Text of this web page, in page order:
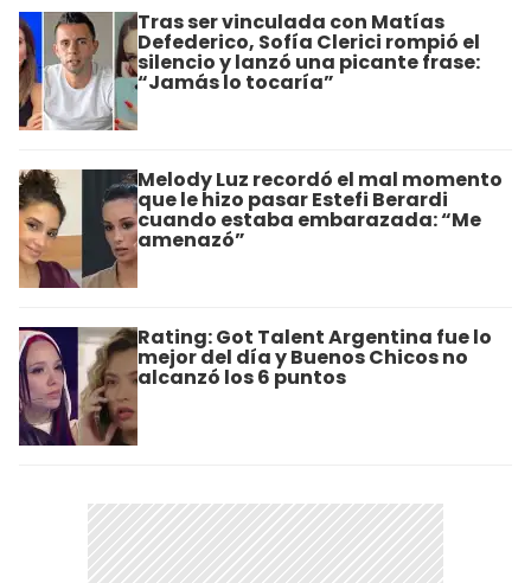
Tras ser vinculada con Matías
Defederico, Sofía Clerici rompió el
silencio y lanzó una picante frase:
“Jamás lo tocaría”
Melody Luz recordó el mal momento
que le hizo pasar Estefi Berardi
cuando estaba embarazada: “Me
amenazó”
Rating: Got Talent Argentina fue lo
mejor del día y Buenos Chicos no
alcanzó los 6 puntos